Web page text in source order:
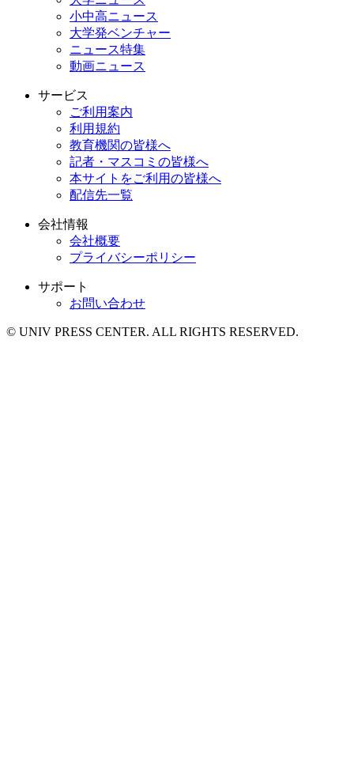
小中高ニュース
大学発ベンチャー
ニュース特集
動画ニュース
サービス
ご利用案内
利用規約
教育機関の皆様へ
記者・マスコミの皆様へ
本サイトをご利用の皆様へ
配信先一覧
会社情報
会社概要
プライバシーポリシー
サポート
お問い合わせ
© UNIV PRESS CENTER. ALL RIGHTS RESERVED.